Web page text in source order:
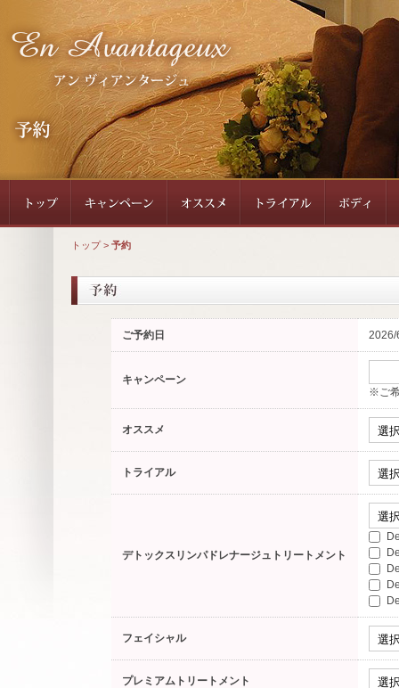
トップ> 予約
ご予約日 2026/
キャンペーン
※ご
オススメ
トライアル
デトックスリンパドレナージュトリートメント
フェイシャル
プレミアムトリートメント